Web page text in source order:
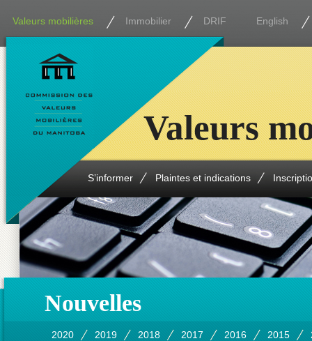
Valeurs mobilières Immobilier DRIF English
S’informer Plaintes et indications
Valeurs
Nouvelles
2020 2019 2018 2017 2016 2015